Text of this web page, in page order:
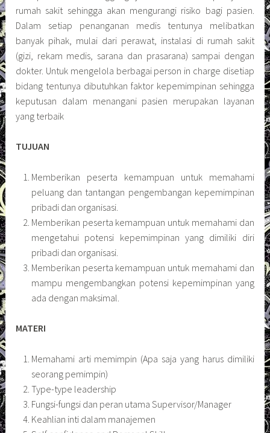
rumah sakit sehingga akan mengurangi risiko bagi pasien.
Dalam setiap penanganan medis tentunya melibatkan
banyak pihak, mulai dari perawat, instalasi di rumah sakit
(gizi, rekam medis, sarana dan prasarana) sampai dengan
dokter. Untuk mengelola berbagai person in charge disetiap
bidang tentunya dibutuhkan faktor kepemimpinan sehingga
keputusan dalam menangani pasien merupakan layanan
yang terbaik
TUJUAN
Memberikan peserta kemampuan untuk memahami
peluang dan tantangan pengembangan kepemimpinan
pribadi dan organisasi.
Memberikan peserta kemampuan untuk memahami dan
mengetahui potensi kepemimpinan yang dimiliki diri
pribadi dan organisasi.
Memberikan peserta kemampuan untuk memahami dan
mampu mengembangkan potensi kepemimpinan yang
ada dengan maksimal.
MATERI
Memahami arti memimpin (Apa saja yang harus dimiliki
seorang pemimpin)
Type-type leadership
Fungsi-fungsi dan peran utama Supervisor/Manager
Keahlian inti dalam manajemen